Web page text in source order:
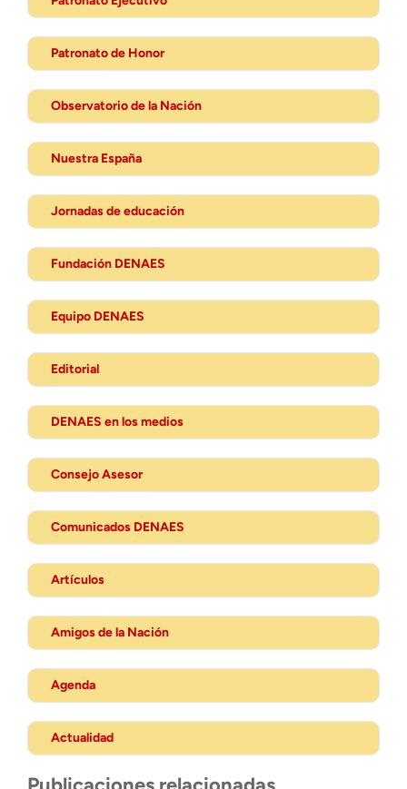
Patronato de Honor
Observatorio de la Nación
Nuestra España
Jornadas de educación
Fundación DENAES
Equipo DENAES
Editorial
DENAES en los medios
Consejo Asesor
Comunicados DENAES
Artículos
Amigos de la Nación
Agenda
Actualidad